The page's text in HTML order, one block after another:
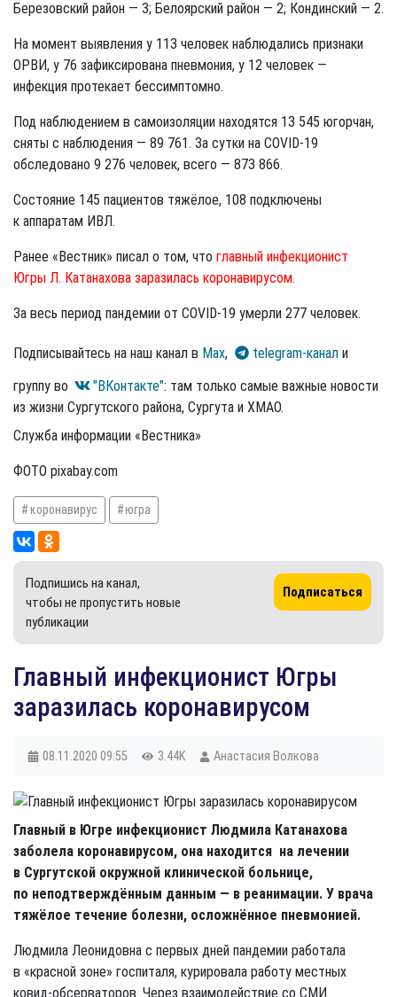
Березовский район — 3; Белоярский район — 2; Кондинский — 2.
На момент выявления у 113 человек наблюдались признаки
ОРВИ, у 76 зафиксирована пневмония, у 12 человек —
инфекция протекает бессимптомно.
Под наблюдением в самоизоляции находятся 13 545 югорчан,
сняты с наблюдения — 89 761. За сутки на COVID-19
обследовано 9 276 человек, всего — 873 866.
Состояние 145 пациентов тяжёлое, 108 подключены
к аппаратам ИВЛ.
Ранее «Вестник» писал о том, что главный инфекционист
Югры Л. Катанахова заразилась коронавирусом.
За весь период пандемии от COVID-19 умерли 277 человек.
Подписывайтесь на наш канал в Max, telegram-канал и
группу во
"ВКонтакте": там только самые важные новости
из жизни Сургутского района, Сургута и ХМАО.
Служба информации «Вестника»
ФОТО pixabay.com
коронавирус югра
Подпишись на канал,
чтобы не пропустить новые
публикации
Подписаться
Главный инфекционист Югры
заразилась коронавирусом
08.11.2020 09:55 3.44K Анастасия Волкова
Главный в Югре инфекционист Людмила Катанахова
заболела коронавирусом, она находится на лечении
в Сургутской окружной клинической больнице,
по неподтверждённым данным — в реанимации. У врача
тяжёлое течение болезни, осложнённое пневмонией.
Людмила Леонидовна с первых дней пандемии работала
в «красной зоне» госпиталя, курировала работу местных
ковид-обсерваторов. Через взаимодействие со СМИ